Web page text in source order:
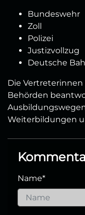
Bundeswehr
Zoll
Polizei
Justizvollzug
Deutsche
Die
Behörden
Weiterbildungen
Name*